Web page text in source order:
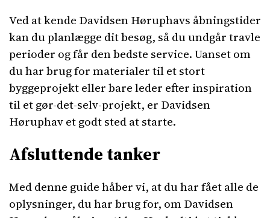
Ved at kende Davidsen Høruphavs åbningstider
kan du planlægge dit besøg, så du undgår travle
perioder og får den bedste service. Uanset om
du har brug for materialer til et stort
byggeprojekt eller bare leder efter inspiration
til et gør-det-selv-projekt, er Davidsen
Høruphav et godt sted at starte.
Afsluttende tanker
Med denne guide håber vi, at du har fået alle de
oplysninger, du har brug for, om Davidsen